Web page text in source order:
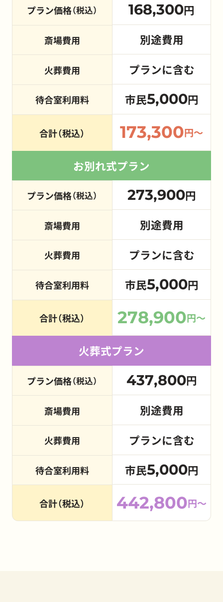
プラン価格（税込）
斎場費用
火葬費用
待合室利用料
合計（税込）
168,300円
別途費用
プランに含む
市民5,000円
173,300円～
お別れ式プラン
プラン価格（税込）
斎場費用
火葬費用
待合室利用料
合計（税込）
273,900円
別途費用
プランに含む
市民5,000円
278,900円～
火葬式プラン
プラン価格（税込）
斎場費用
火葬費用
待合室利用料
合計（税込）
437,800円
別途費用
プランに含む
市民5,000円
442,800円～